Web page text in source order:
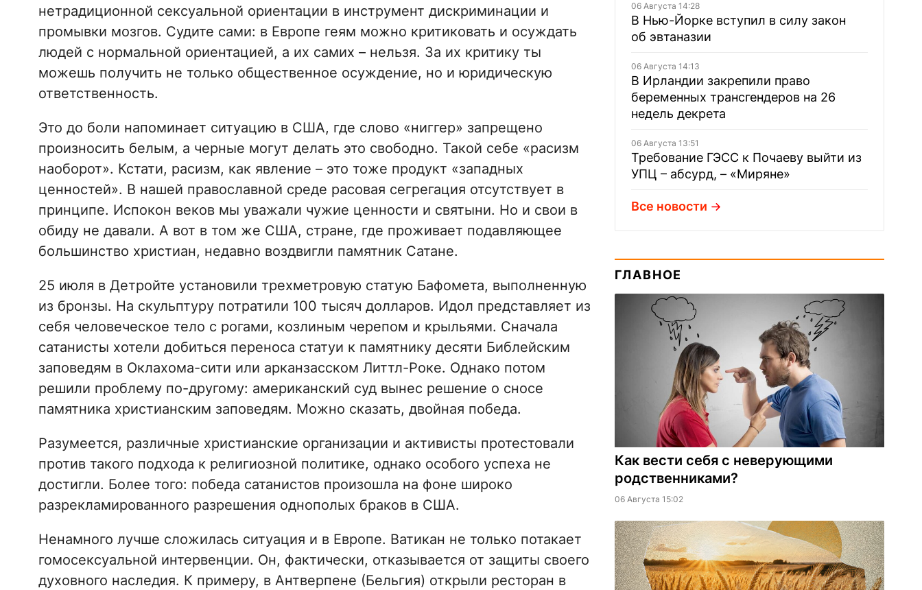
нетрадиционной сексуальной ориентации в инструмент дискриминации и
промывки мозгов. Судите сами: в Европе геям можно критиковать и осуждать
людей с нормальной ориентацией, а их самих – нельзя. За их критику ты
можешь получить не только общественное осуждение, но и юридическую
ответственность.
Это до боли напоминает ситуацию в США, где слово «ниггер» запрещено
произносить белым, а черные могут делать это свободно. Такой себе «расизм
наоборот». Кстати, расизм, как явление – это тоже продукт «западных
ценностей». В нашей православной среде расовая сегрегация отсутствует в
принципе. Испокон веков мы уважали чужие ценности и святыни. Но и свои в
обиду не давали. А вот в том же США, стране, где проживает подавляющее
большинство христиан, недавно воздвигли памятник Cатане.
25 июля в Детройте установили трехметровую статую Бафомета, выполненную
из бронзы. На скульптуру потратили 100 тысяч долларов. Идол представляет из
себя человеческое тело с рогами, козлиным черепом и крыльями. Сначала
сатанисты хотели добиться переноса статуи к памятнику десяти Библейским
заповедям в Оклахома-сити или арканзасском Литтл-Роке. Однако потом
решили проблему по-другому: американский суд вынес решение о сносе
памятника христианским заповедям. Можно сказать, двойная победа.
Разумеется, различные христианские организации и активисты протестовали
против такого подхода к религиозной политике, однако особого успеха не
достигли. Более того: победа сатанистов произошла на фоне широко
разрекламированного разрешения однополых браков в США.
Ненамного лучше сложилась ситуация и в Европе. Ватикан не только потакает
гомосексуальной интервенции. Он, фактически, отказывается от защиты своего
духовного наследия. К примеру, в Антверпене (Бельгия) открыли ресторан в
06 Августа 14:28
В Нью-Йорке вступил в силу закон
об эвтаназии
06 Августа 14:13
В Ирландии закрепили право
беременных трансгендеров на 26
недель декрета
06 Августа 13:51
Требование ГЭСС к Почаеву выйти из
УПЦ – абсурд, – «Миряне»
Все новости
ГЛАВНОЕ
Как вести себя с неверующими
родственниками?
06 Августа 15:02